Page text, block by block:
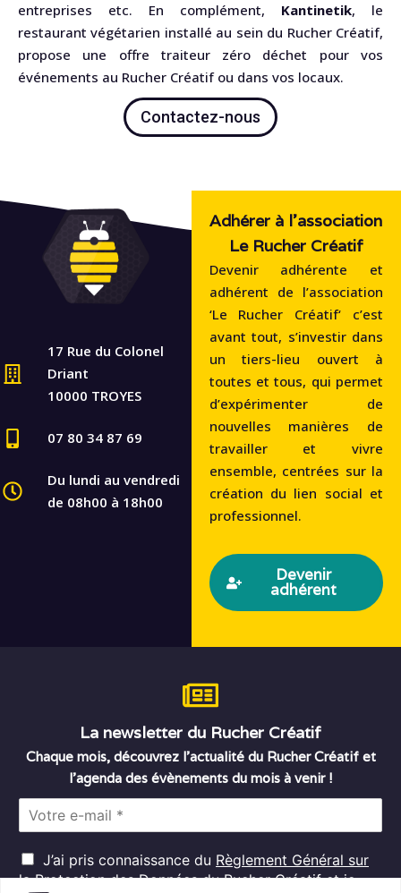
entreprises etc. En complément, Kantinetik, le
restaurant végétarien installé au sein du Rucher Créatif,
propose une offre traiteur zéro déchet pour vos
événements au Rucher Créatif ou dans vos locaux.
Contactez-nous
17 Rue du Colonel
Driant
10000 TROYES
07 80 34 87 69
Du lundi au vendredi
de 08h00 à 18h00
Adhérer à l'association
Le Rucher Créatif
Devenir adhérente et
adhérent de l’association
‘Le Rucher Créatif‘ c’est
avant tout, s’investir dans
un tiers-lieu ouvert à
toutes et tous, qui permet
d’expérimenter de
nouvelles manières de
travailler et vivre
ensemble, centrées sur la
création du lien social et
professionnel.
Devenir
adhérent
La newsletter du Rucher Créatif
Chaque mois, découvrez l’actualité du Rucher Créatif et
l’agenda des évènements du mois à venir !
l
R
G
J’ai pris connaissance du Règlement Général sur
la Protection des Donnéesdu Rucher Créatif et je